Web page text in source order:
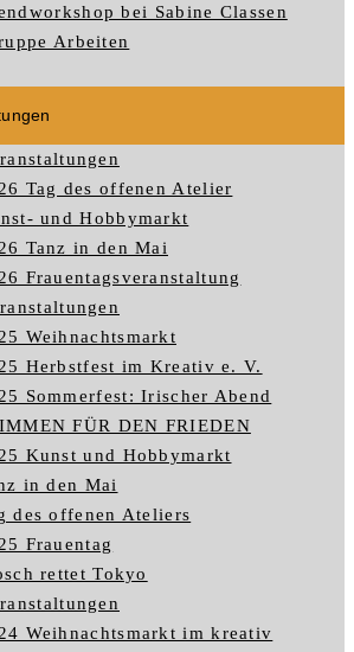
bei Sabine Classen
Arbeiten
Tag des offenen Atelier
und Hobbymarkt
Tanz in den Mai
Frauentagsveranstaltung
Weihnachtsmarkt
Herbstfest im Kreativ e. V.
Sommerfest: Irischer Abend
FÜR DEN FRIEDEN
Kunst und Hobbymarkt
in den Mai
des offenen Ateliers
Frauentag
rettet Tokyo
Weihnachtsmarkt im kreativ